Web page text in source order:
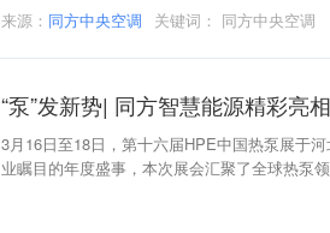
的能源解决方案，为园区量身定制出一套“分布
来源： 同方中央空调 关键词： 同方中央空调
“泵”发新势| 同方智慧能源精彩亮
3月16日至18日，第十六届HPE中国热泵展于
业瞩目的年度盛事，本次展会汇聚了全球热泵